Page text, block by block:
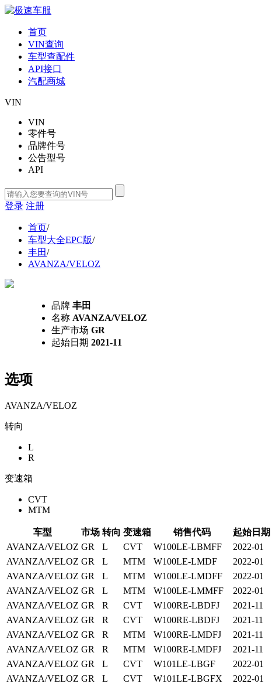
首页
VIN查询
车型查配件
API接口
汽配商城
VIN
VIN
零件号
品牌件号
公告型号
API
登录 注册
首页/
车型大全EPC版/
丰田/
AVANZA/VELOZ
品牌 丰田
名称 AVANZA/VELOZ
生产市场 GR
起始日期 2021-11
选项
AVANZA/VELOZ
转向
L
R
变速箱
CVT
MTM
车型 市场 转向 变速箱 销售代码 起始日期
AVANZA/VELOZ GR L CVT W100LE-LBMFF 2022-01
AVANZA/VELOZ GR L MTM W100LE-LMDF 2022-01
AVANZA/VELOZ GR L MTM W100LE-LMDFF 2022-01
AVANZA/VELOZ GR L MTM W100LE-LMMFF 2022-01
AVANZA/VELOZ GR R CVT W100RE-LBDFJ 2021-11
AVANZA/VELOZ GR R CVT W100RE-LBDFJ 2021-11
AVANZA/VELOZ GR R MTM W100RE-LMDFJ 2021-11
AVANZA/VELOZ GR R MTM W100RE-LMDFJ 2021-11
AVANZA/VELOZ GR L CVT W101LE-LBGF 2022-01
AVANZA/VELOZ GR L CVT W101LE-LBGFX 2022-01